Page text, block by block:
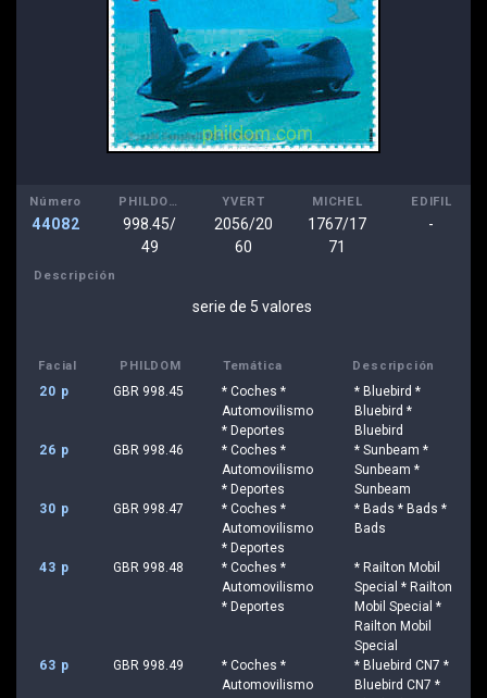
Número
44082
PHILDOM
998.45/
49
YVERT
2056/20
60
MICHEL
1767/17
71
EDIFIL
-
Descripción
serie de 5 valores
Facial PHILDOM Temática Descripción
20 p GBR 998.45
* Coches *
Automovilismo
* Deportes
* Bluebird *
Bluebird *
Bluebird
26 p
GBR 998.46
* Coches *
Automovilismo
* Deportes
* Sunbeam *
Sunbeam *
Sunbeam
30 p
GBR 998.47
* Coches *
Automovilismo
* Deportes
* Bads * Bads *
Bads
43 p GBR 998.48
* Coches *
Automovilismo
* Deportes
* Railton Mobil
Special * Railton
Mobil Special *
Railton Mobil
Special
63 p
GBR 998.49
* Coches *
Automovilismo
* Bluebird CN7 *
Bluebird CN7 *